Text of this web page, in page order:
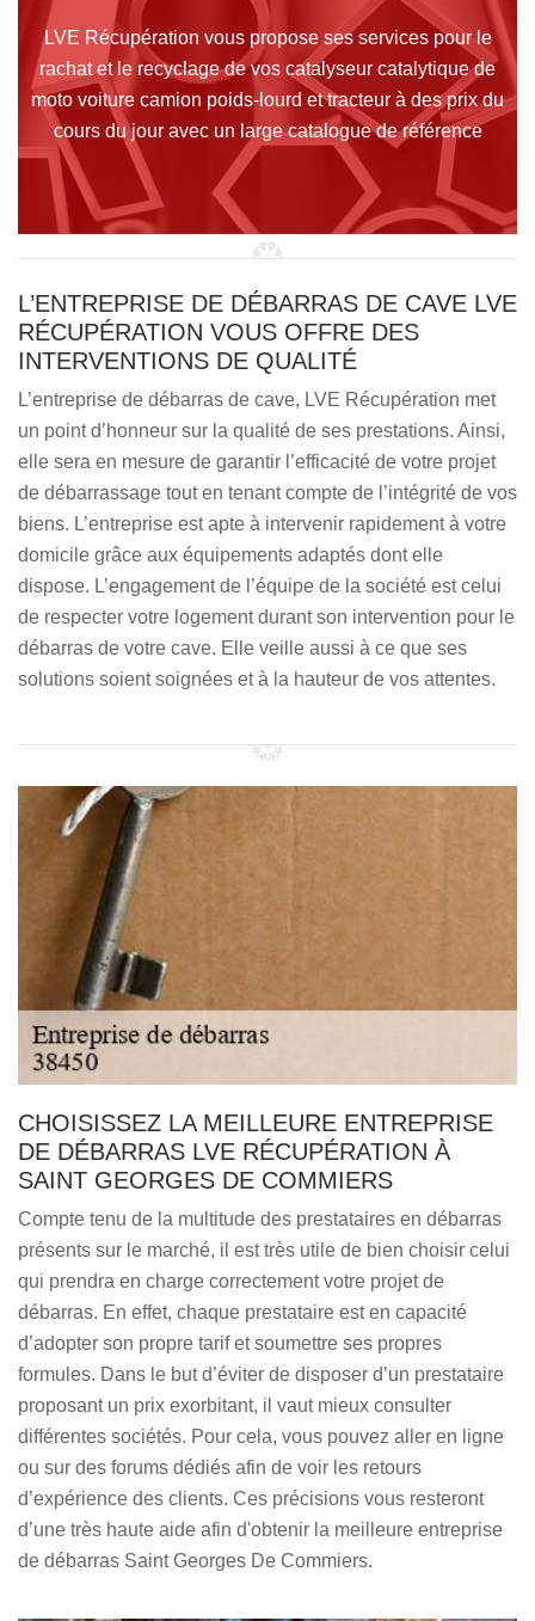
LVE Récupération vous propose ses services pour le
rachat et le recyclage de vos catalyseur catalytique de
moto voiture camion poids-lourd et tracteur à des prix du
cours du jour avec un large catalogue de référence
L’ENTREPRISE DE DÉBARRAS DE CAVE LVE
RÉCUPÉRATION VOUS OFFRE DES
INTERVENTIONS DE QUALITÉ
L’entreprise de débarras de cave, LVE Récupération met
un point d’honneur sur la qualité de ses prestations. Ainsi,
elle sera en mesure de garantir l’efficacité de votre projet
de débarrassage tout en tenant compte de l’intégrité de vos
biens. L’entreprise est apte à intervenir rapidement à votre
domicile grâce aux équipements adaptés dont elle
dispose. L’engagement de l’équipe de la société est celui
de respecter votre logement durant son intervention pour le
débarras de votre cave. Elle veille aussi à ce que ses
solutions soient soignées et à la hauteur de vos attentes.
CHOISISSEZ LA MEILLEURE ENTREPRISE
DE DÉBARRAS LVE RÉCUPÉRATION À
SAINT GEORGES DE COMMIERS
Compte tenu de la multitude des prestataires en débarras
présents sur le marché, il est très utile de bien choisir celui
qui prendra en charge correctement votre projet de
débarras. En effet, chaque prestataire est en capacité
d’adopter son propre tarif et soumettre ses propres
formules. Dans le but d’éviter de disposer d’un prestataire
proposant un prix exorbitant, il vaut mieux consulter
différentes sociétés. Pour cela, vous pouvez aller en ligne
ou sur des forums dédiés afin de voir les retours
d’expérience des clients. Ces précisions vous resteront
d’une très haute aide afin d'obtenir la meilleure entreprise
de débarras Saint Georges De Commiers.